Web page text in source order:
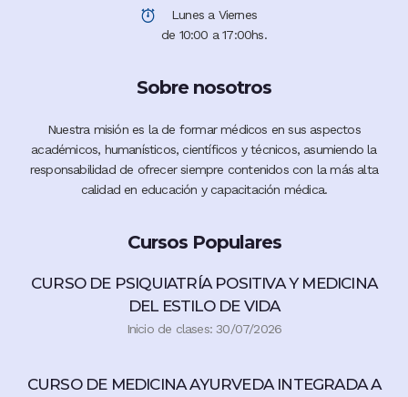
Lunes a Viernes
de 10:00 a 17:00hs.
Sobre nosotros
Nuestra misión es la de formar médicos en sus aspectos
académicos, humanísticos, científicos y técnicos, asumiendo la
responsabilidad de ofrecer siempre contenidos con la más alta
calidad en educación y capacitación médica.
Cursos Populares
CURSO DE PSIQUIATRÍA POSITIVA Y MEDICINA
DEL ESTILO DE VIDA
Inicio de clases: 30/07/2026
CURSO DE MEDICINA AYURVEDA INTEGRADA A